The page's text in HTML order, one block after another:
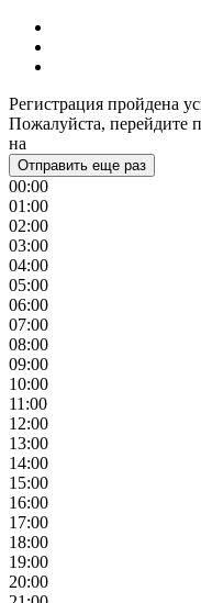
Регистрация пройдена
Пожалуйста, перейдите
на
Отправить еще раз
00:00
01:00
02:00
03:00
04:00
05:00
06:00
07:00
08:00
09:00
10:00
11:00
12:00
13:00
14:00
15:00
16:00
17:00
18:00
19:00
20:00